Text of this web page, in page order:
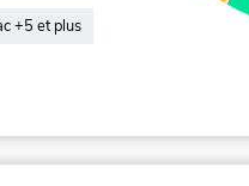
+5 et plus